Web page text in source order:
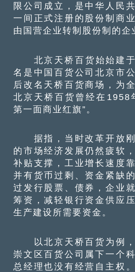
限公司成立，是中华人民
一间正式注册的股份制商
由国营企业转制股份制的企
北京天桥百货始始建于
名是中国百货公司北京市
后改名天桥百货商场，为
北京天桥百货曾经在1958
第一面商业红旗”。
据指，当时改革开放刚
的市场经济发展仍然疲软
补贴支撑，工业增长速度
并有货币过剩、资金紧缺
过发行股票、债券，企业
筹资，减轻银行资金供应
生产建设所需要资金。
以北京天桥百货为例，
崇文区百货公司属下一个
总经理也没有经营自主权